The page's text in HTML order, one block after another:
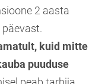
2 aasta
kuid mitte
puuduse